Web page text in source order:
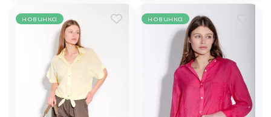
новинка новинка